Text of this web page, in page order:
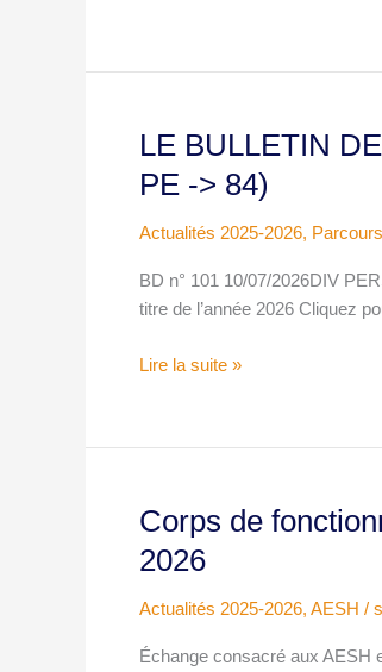
LE BULLETIN
PE -> 84)
Actualités 2025-2026,
BD n° 101 10/07/2026DIV
titre de l’année 2026 Cliquez
LE
DEPARTEMENTAL
SPÉCIAL
(HC
et
PE
84)
Lire la suite »
Corps de
2026
Actualités 2025-2026, AESH /
Échange consacré aux AESH
Corps
fonctionnaires
pour
AESH